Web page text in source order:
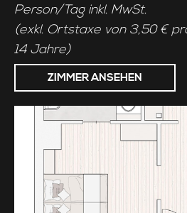
Person/Tag inkl. MwSt.
(exkl. Ortstaxe von 3,50 €
14 Jahre)
ZIMMER ANSEHEN